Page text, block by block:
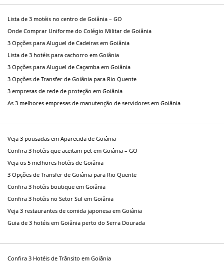
Lista de 3 motéis no centro de Goiânia – GO
Onde Comprar Uniforme do Colégio Militar de Goiânia
3 Opções para Aluguel de Cadeiras em Goiânia
Lista de 3 hotéis para cachorro em Goiânia
3 Opções para Aluguel de Caçamba em Goiânia
3 Opções de Transfer de Goiânia para Rio Quente
3 empresas de rede de proteção em Goiânia
As 3 melhores empresas de manutenção de servidores em Goiânia
Veja 3 pousadas em Aparecida de Goiânia
Confira 3 hotéis que aceitam pet em Goiânia – GO
Veja os 5 melhores hotéis de Goiânia
3 Opções de Transfer de Goiânia para Rio Quente
Confira 3 hotéis boutique em Goiânia
Confira 3 hotéis no Setor Sul em Goiânia
Veja 3 restaurantes de comida japonesa em Goiânia
Guia de 3 hotéis em Goiânia perto do Serra Dourada
Confira 3 Hotéis de Trânsito em Goiânia